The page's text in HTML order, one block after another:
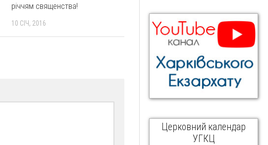
річчям священства!
10 СІЧ, 2016
Церковний календар
УГКЦ